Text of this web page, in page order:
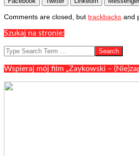
12-
22
Comments are closed, but trackbacks and
Szukaj na stronie:
Search
Wspieraj mój film „Zaykowski –